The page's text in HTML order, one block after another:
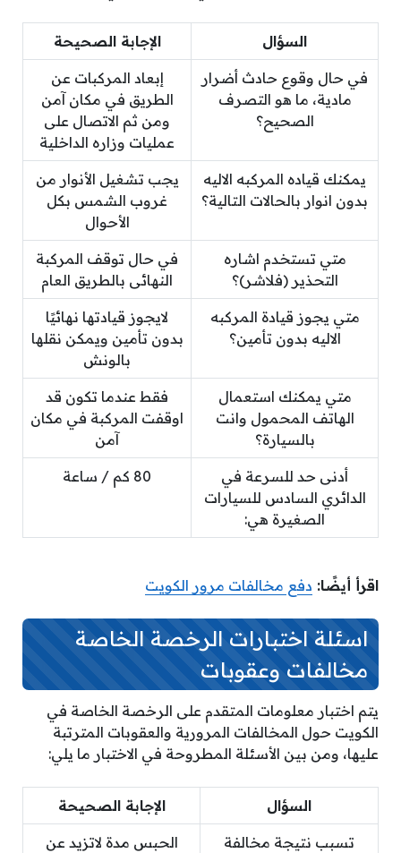
السؤال الإجابة الصحيحة
في حال وقوع حادث أضرار
مادية، ما هو التصرف
الصحيح؟
إبعاد المركبات عن
الطريق في مكان آمن
ومن ثم الاتصال على
عمليات وزاره الداخلية
يمكنك قياده المركبه الاليه
بدون انوار بالحالات التالية؟
يجب تشغيل الأنوار من
غروب الشمس بكل
الأحوال
متي تستخدم اشاره
التحذير (فلاشر)؟
في حال توقف المركبة
النهائى بالطريق العام
متي يجوز قيادة المركبه
الاليه بدون تأمين؟
لايجوز قيادتها نهائيًا
بدون تأمين ويمكن نقلها
بالونش
متي يمكنك استعمال
الهاتف المحمول وانت
بالسيارة؟
فقط عندما تكون قد
اوقفت المركبة في مكان
آمن
أدنى حد للسرعة في
الدائري السادس للسيارات
الصغيرة هي:
80 كم / ساعة
اقرأ أيضًا: دفع مخالفات مرور الكويت
اسئلة اختبارات الرخصة الخاصة
مخالفات وعقوبات
يتم اختبار معلومات المتقدم على الرخصة الخاصة في
الكويت حول المخالفات المرورية والعقوبات المترتبة
عليها، ومن بين الأسئلة المطروحة في الاختبار ما يلي:
السؤال الإجابة الصحيحة
تسبب نتيجة مخالفة
الحبس مدة لاتزيد عن